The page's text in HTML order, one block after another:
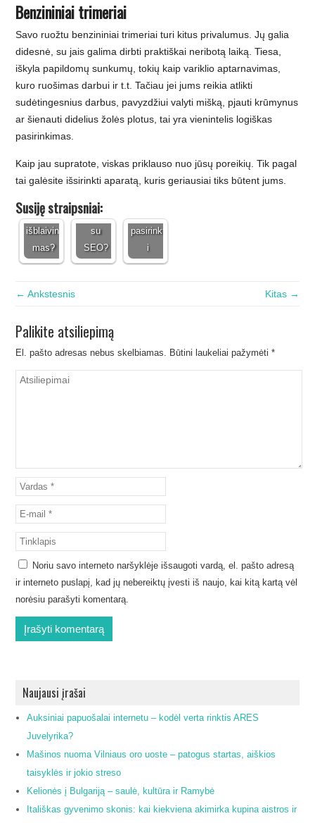
Benzininiai trimeriai
Savo ruožtu benzininiai trimeriai turi kitus privalumus. Jų galia
didesnė, su jais galima dirbti praktiškai neribotą laiką. Tiesa,
iškyla papildomų sunkumų, tokių kaip variklio aptarnavimas,
kuro ruošimas darbui ir t.t. Tačiau jei jums reikia atlikti
sudėtingesnius darbus, pavyzdžiui valyti mišką, pjauti krūmynus
ar šienauti didelius žolės plotus, tai yra vienintelis logiškas
pasirinkimas.
Kaip jau supratote, viskas priklauso nuo jūsų poreikių. Tik pagal
tai galėsite išsirinkti aparatą, kuris geriausiai tiks būtent jums.
Susiję straipsniai:
vyksta
išblaivini
mas?
Kaip
sėkmę
su
SEO?
kvapai
kaip
pasirinkt
i
← Ankstesnis Kitas →
Palikite atsiliepimą
El. pašto adresas nebus skelbiamas. Būtini laukeliai pažymėti*
Noriu savo interneto naršyklėje išsaugoti vardą, el. pašto adresą
ir interneto puslapį, kad jų nebereiktų įvesti iš naujo, kai kitą kartą vėl
norėsiu parašyti komentarą.
Naujausi įrašai
Auksiniai papuošalai internetu – kodėl verta rinktis ARES
Juvelyrika?
Mašinos nuoma Vilniaus oro uoste – patogus startas, aiškios
taisyklės ir jokio streso
Kelionės į Bulgariją – saulė, kultūra ir Ramybė
Itališkas gyvenimo skonis: kai kiekviena akimirka kupina aistros ir